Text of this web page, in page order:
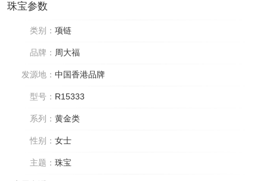
珠宝参数
类别： 项链
品牌： 周大福
发源地： 中国香港品牌
型号： R15333
系列： 黄金类
性别： 女士
主题： 珠宝